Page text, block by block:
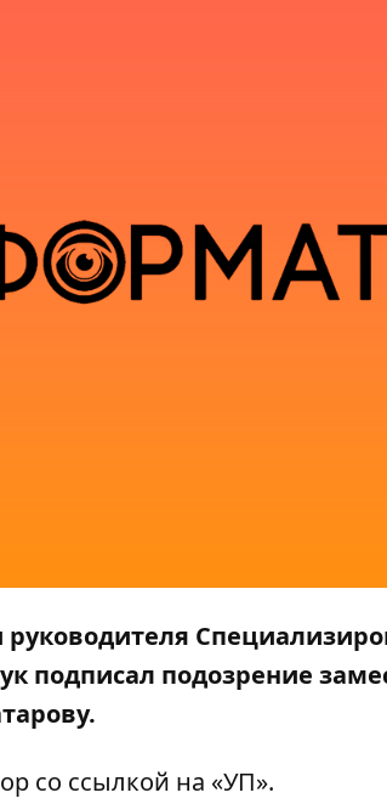
подписал подозрение
со ссылкой на «УП».